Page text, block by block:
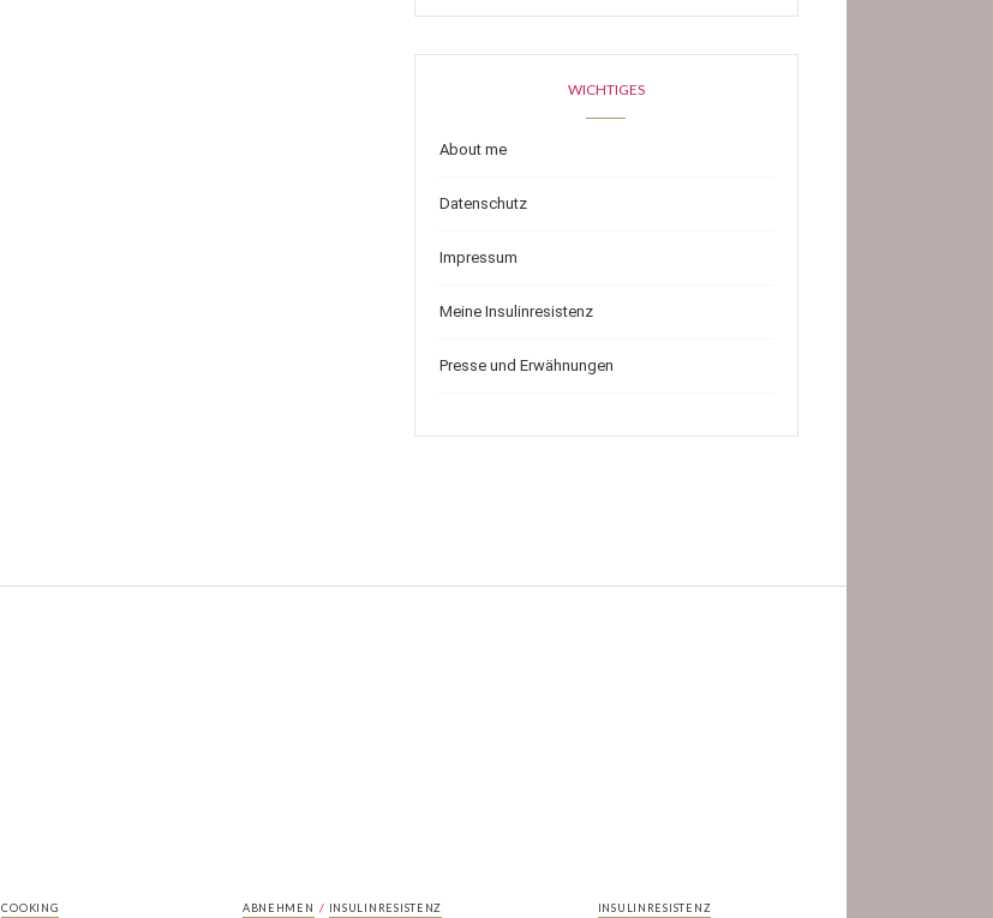
WICHTIGES
About me
Datenschutz
Impressum
Meine Insulinresistenz
Presse und Erwähnungen
COOKING ABNEHMEN / INSULINRESISTENZ INSULINRESISTENZ